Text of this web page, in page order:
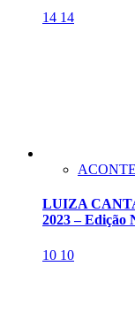
14 14
LUIZA
2023 – Edição
10 10